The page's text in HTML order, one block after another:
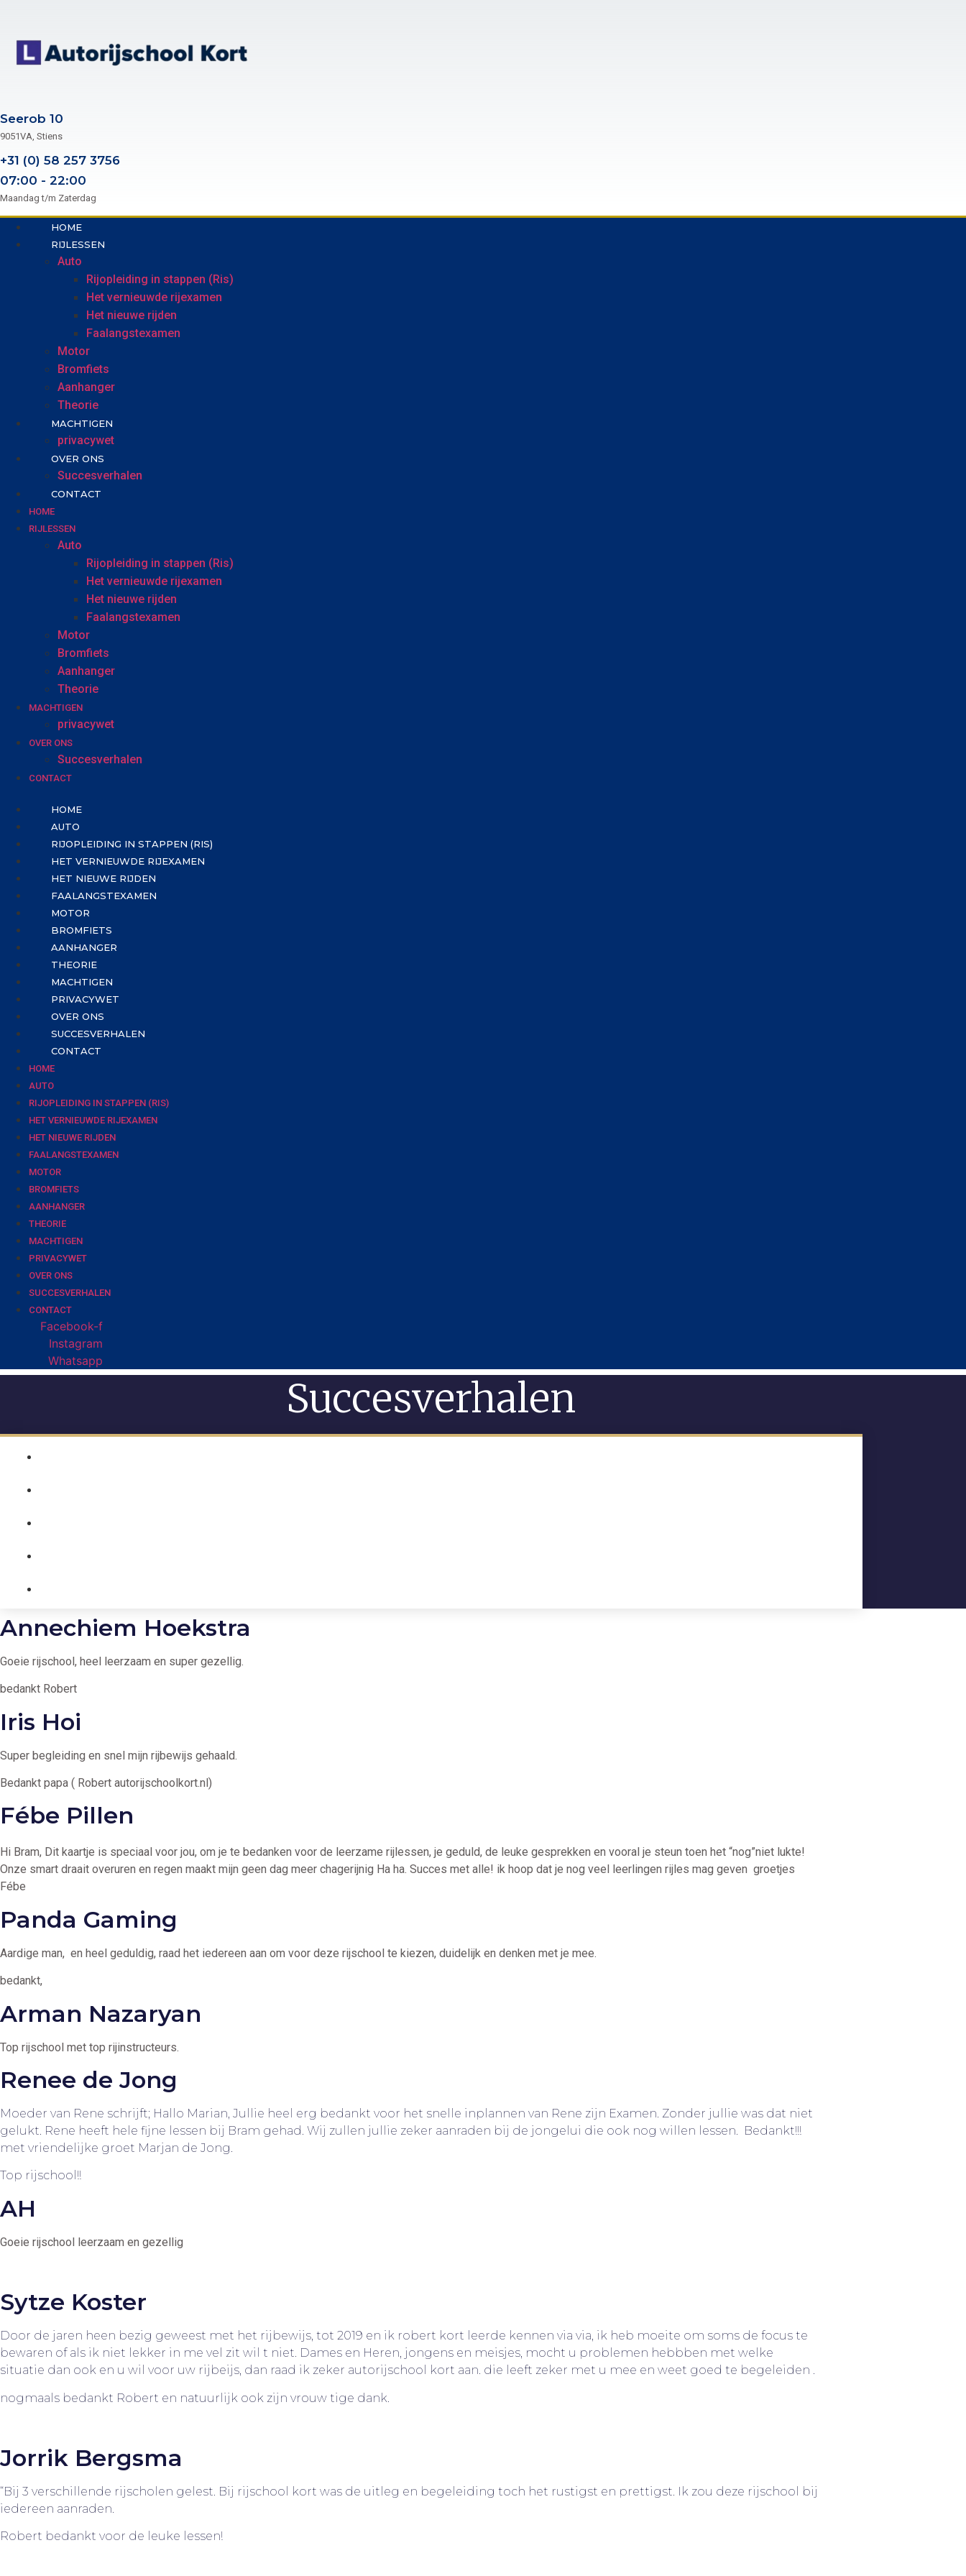
content
Seerob 10
9051VA, Stiens
+31 (0) 58 257 3756
07:00 - 22:00
Maandag t/m Zaterdag
HOME
RIJLESSEN
Auto
Rijopleiding in stappen (Ris)
Het vernieuwde rijexamen
Het nieuwe rijden
Faalangstexamen
Motor
Bromfiets
Aanhanger
Theorie
MACHTIGEN
privacywet
OVER ONS
Succesverhalen
CONTACT
HOME
RIJLESSEN
Auto
Rijopleiding in stappen (Ris)
Het vernieuwde rijexamen
Het nieuwe rijden
Faalangstexamen
Motor
Bromfiets
Aanhanger
Theorie
MACHTIGEN
privacywet
OVER ONS
Succesverhalen
CONTACT
HOME
AUTO
RIJOPLEIDING IN STAPPEN (RIS)
HET VERNIEUWDE RIJEXAMEN
HET NIEUWE RIJDEN
FAALANGSTEXAMEN
MOTOR
BROMFIETS
AANHANGER
THEORIE
MACHTIGEN
PRIVACYWET
OVER ONS
SUCCESVERHALEN
CONTACT
HOME
AUTO
RIJOPLEIDING IN STAPPEN (RIS)
HET VERNIEUWDE RIJEXAMEN
HET NIEUWE RIJDEN
FAALANGSTEXAMEN
MOTOR
BROMFIETS
AANHANGER
THEORIE
MACHTIGEN
PRIVACYWET
OVER ONS
SUCCESVERHALEN
CONTACT
Facebook-f
Instagram
Whatsapp
Succesverhalen
Annechiem Hoekstra
Goeie rijschool, heel leerzaam en super gezellig.
bedankt Robert
Iris Hoi
Super begleiding en snel mijn rijbewijs gehaald.
Bedankt papa ( Robert autorijschoolkort.nl)
Fébe Pillen
Hi Bram, Dit kaartje is speciaal voor jou, om je te bedanken voor de leerzame rijlessen, je geduld, de leuke gesprekken en vooral je steun toen het “nog”niet lukte!
Onze smart draait overuren en regen maakt mijn geen dag meer chagerijnig Ha ha. Succes met alle! ik hoop dat je nog veel leerlingen rijles mag geven groetjes
Fébe
Panda Gaming
Aardige man, en heel geduldig, raad het iedereen aan om voor deze rijschool te kiezen, duidelijk en denken met je mee.
bedankt,
Arman Nazaryan
Top rijschool met top rijinstructeurs.
Renee de Jong
Moeder van Rene schrijft; Hallo Marian, Jullie heel erg bedankt voor het snelle inplannen van Rene zijn Examen. Zonder jullie was dat niet
gelukt. Rene heeft hele fijne lessen bij Bram gehad. Wij zullen jullie zeker aanraden bij de jongelui die ook nog willen lessen. Bedankt!!!
met vriendelijke groet Marjan de Jong.
Top rijschool!!
AH
Goeie rijschool leerzaam en gezellig
Sytze Koster
Door de jaren heen bezig geweest met het rijbewijs, tot 2019 en ik robert kort leerde kennen via via, ik heb moeite om soms de focus te
bewaren of als ik niet lekker in me vel zit wil t niet. Dames en Heren, jongens en meisjes, mocht u problemen hebbben met welke
situatie dan ook en u wil voor uw rijbeijs, dan raad ik zeker autorijschool kort aan. die leeft zeker met u mee en weet goed te begeleiden .
nogmaals bedankt Robert en natuurlijk ook zijn vrouw tige dank.
Jorrik Bergsma
“Bij 3 verschillende rijscholen gelest. Bij rijschool kort was de uitleg en begeleiding toch het rustigst en prettigst. Ik zou deze rijschool bij
iedereen aanraden.
Robert bedankt voor de leuke lessen!